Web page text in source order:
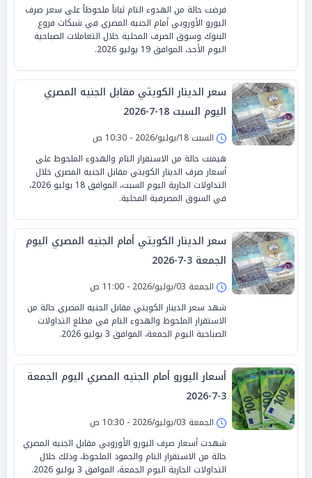
فرضت حالة من الهدوء التام ثباتاً ملحوظاً على سعر صرف
اليورو الأوروبي أمام الجنيه المصري في شبكات فروع
البنوك وسوق الصرف المحلية خلال التعاملات الصباحية
اليوم الأحد، الموافق 19 يوليو 2026.
سعر الدينار الكويتي مقابل الجنيه المصري
اليوم السبت 18-7-2026
السبت 18/يوليو/2026 - 10:30 ص
هيمنت حالة من الاستقرار التام والهدوء الملحوظ على
أسعار صرف الدينار الكويتي مقابل الجنيه المصري خلال
التداولات الجارية اليوم السبت، الموافق 18 يوليو 2026،
في السوق المصرفية المحلية.
سعر الدينار الكويتي أمام الجنيه المصري اليوم
الجمعة 3-7-2026
الجمعة 03/يوليو/2026 - 11:00 ص
شهد سعر الدينار الكويتي مقابل الجنيه المصري حالة من
الاستقرار الملحوظ والهدوء التام في مطلع التداولات
الصباحية اليوم الجمعة، الموافق 3 يوليو 2026.
أسعار اليورو أمام الجنيه المصري اليوم الجمعة
3-7-2026
الجمعة 03/يوليو/2026 - 10:30 ص
شهدت أسعار صرف اليورو الأوروبي مقابل الجنيه المصري
حالة من الاستقرار التام والجمود الملحوظ، وذلك خلال
التداولات الجارية اليوم الجمعة، الموافق 3 يوليو 2026.